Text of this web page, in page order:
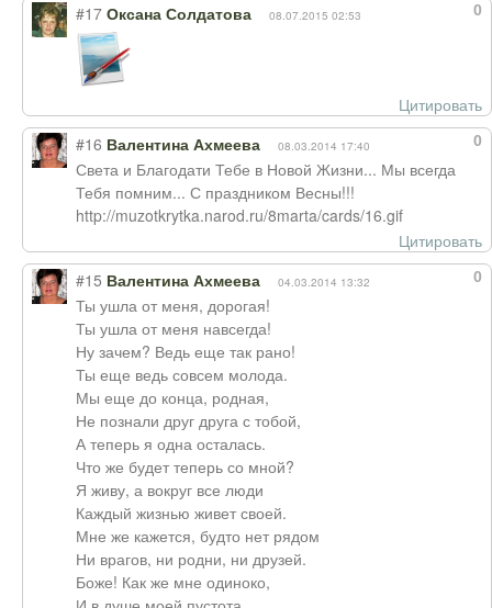
0
#17 Оксана Солдатова 08.07.2015 02:53
Цитировать
0
#16 Валентина Ахмеева 08.03.2014 17:40
Света и Благодати Тебе в Новой Жизни... Мы всегда
Тебя помним... С праздником Весны!!!
http://muzotkrytka.narod.ru/8marta/cards/16.gif
Цитировать
0
#15 Валентина Ахмеева 04.03.2014 13:32
Ты ушла от меня, дорогая!
Ты ушла от меня навсегда!
Ну зачем? Ведь еще так рано!
Ты еще ведь совсем молода.
Мы еще до конца, родная,
Не познали друг друга с тобой,
А теперь я одна осталась.
Что же будет теперь со мной?
Я живу, а вокруг все люди
Каждый жизнью живет своей.
Мне же кажется, будто нет рядом
Ни врагов, ни родни, ни друзей.
Боже! Как же мне одиноко,